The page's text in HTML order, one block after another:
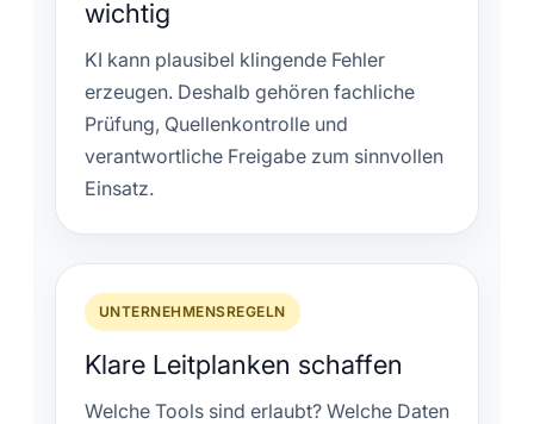
wichtig
KI kann plausibel klingende Fehler
erzeugen. Deshalb gehören fachliche
Prüfung, Quellenkontrolle und
verantwortliche Freigabe zum sinnvollen
Einsatz.
UNTERNEHMENSREGELN
Klare Leitplanken schaffen
Welche Tools sind erlaubt? Welche Daten